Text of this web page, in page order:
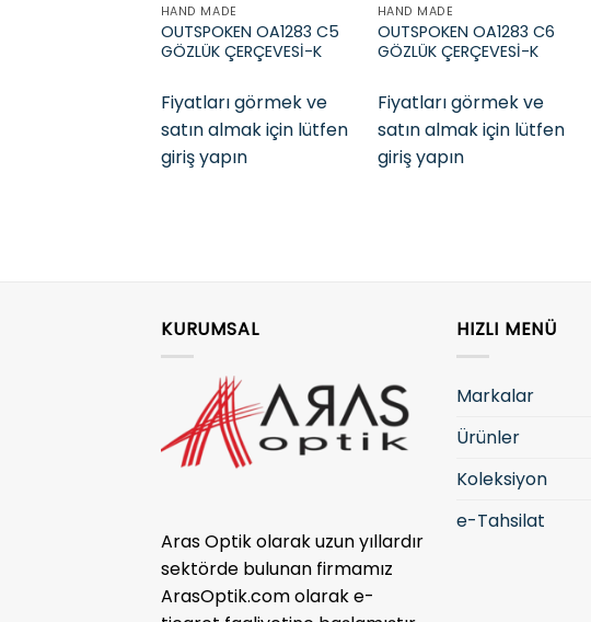
HAND MADE
OUTSPOKEN OA1283 C5
GÖZLÜK ÇERÇEVESİ-K
Fiyatları görmek ve
satın almak için lütfen
giriş yapın
HAND MADE
OUTSPOKEN OA1283 C6
GÖZLÜK ÇERÇEVESİ-K
Fiyatları görmek ve
satın almak için lütfen
giriş yapın
KURUMSAL
Aras Optik olarak uzun yıllardır
sektörde bulunan firmamız
ArasOptik.com olarak e-
HIZLI MENÜ
Markalar
Ürünler
Koleksiyon
e-Tahsilat